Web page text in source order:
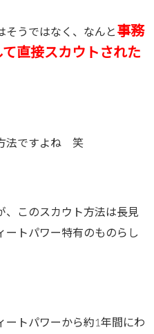
そうではなく、なんと 事務
直接スカウトされた
法ですよね 笑
、このスカウト方法は長見
ートパワー特有のものらし
ートパワーから約1年間にわ